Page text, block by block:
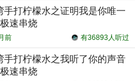
打柠檬水之证明我是你唯一
速串烧
有36893人听过
前
手打柠檬水之我听了你的声音
速串烧